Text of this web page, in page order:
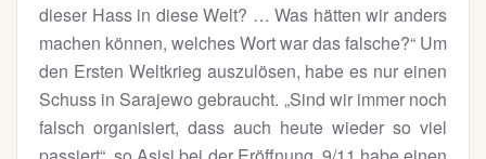
dieser Hass in diese Welt? … Was hätten wir anders
machen können, welches Wort war das falsche?“ Um
den Ersten Weltkrieg auszulösen, habe es nur einen
Schuss in Sarajewo gebraucht. „Sind wir immer noch
falsch organisiert, dass auch heute wieder so viel